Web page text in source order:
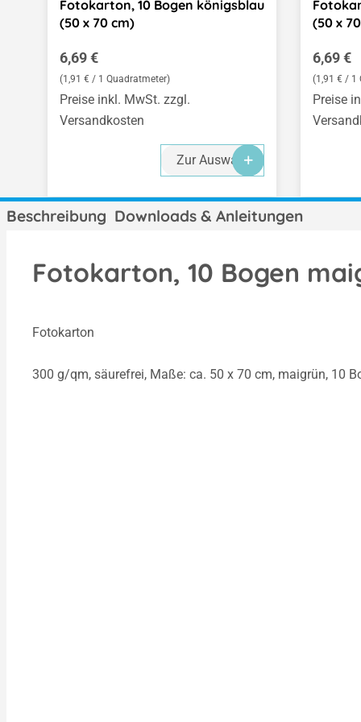
Fotokarton, 10 Bogen königsblau
(50 x 70 cm)
Regulärer Preis:
6,69 €
(1,91 € / 1 Quadratmeter)
Preise inkl. MwSt. zzgl.
Versandkosten
Zur Auswahl
(50 x
6,69 €
(1,91 € / 1
Preise
Beschreibung Downloads & Anleitungen
Fotokarton, 10 Bogen
Fotokarton
300 g/qm, säurefrei, Maße: ca. 50 x 70 cm, maigrün, 10